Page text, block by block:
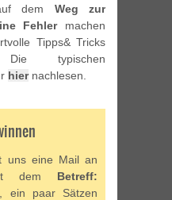
dem Weg zur
Fehlermachen
Tipps& Tricks
Die typischen
hiernachlesen.
uns eine Mail an
dem Betreff:
, ein paar Sätzen